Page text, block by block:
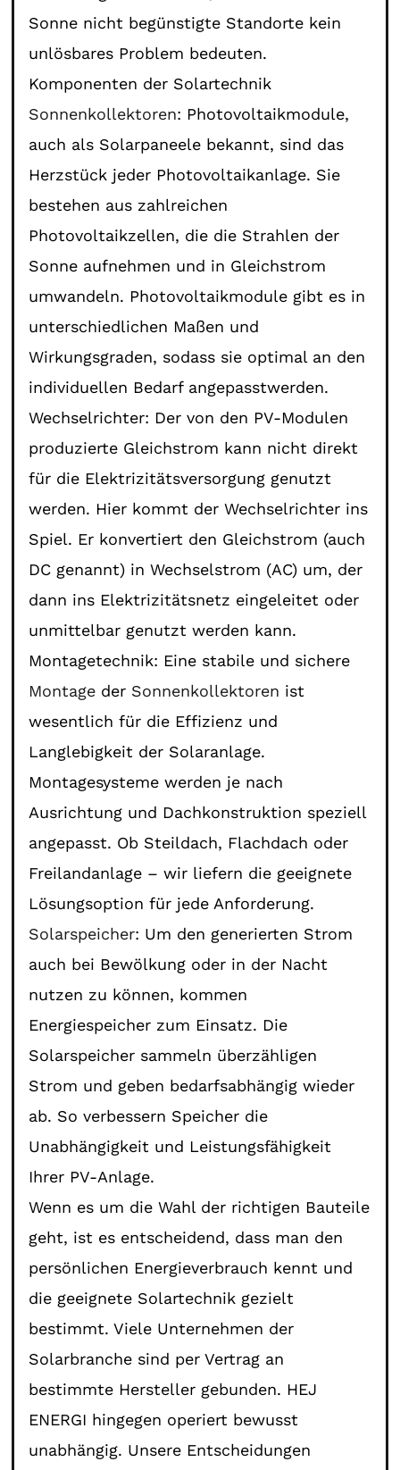
Sonne nicht begünstigte Standorte kein
unlösbares Problem bedeuten.
Komponenten der Solartechnik
Sonnenkollektoren: Photovoltaikmodule,
auch als Solarpaneele bekannt, sind das
Herzstück jeder Photovoltaikanlage. Sie
bestehen aus zahlreichen
Photovoltaikzellen, die die Strahlen der
Sonne aufnehmen und in Gleichstrom
umwandeln. Photovoltaikmodule gibt es in
unterschiedlichen Maßen und
Wirkungsgraden, sodass sie optimal an den
individuellen Bedarf angepasstwerden.
Wechselrichter: Der von den PV-Modulen
produzierte Gleichstrom kann nicht direkt
für die Elektrizitätsversorgung genutzt
werden. Hier kommt der Wechselrichter ins
Spiel. Er konvertiert den Gleichstrom (auch
DC genannt) in Wechselstrom (AC) um, der
dann ins Elektrizitätsnetz eingeleitet oder
unmittelbar genutzt werden kann.
Montagetechnik: Eine stabile und sichere
Montage der Sonnenkollektoren ist
wesentlich für die Effizienz und
Langlebigkeit der Solaranlage.
Montagesysteme werden je nach
Ausrichtung und Dachkonstruktion speziell
angepasst. Ob Steildach, Flachdach oder
Freilandanlage – wir liefern die geeignete
Lösungsoption für jede Anforderung.
Solarspeicher: Um den generierten Strom
auch bei Bewölkung oder in der Nacht
nutzen zu können, kommen
Energiespeicher zum Einsatz. Die
Solarspeicher sammeln überzähligen
Strom und geben bedarfsabhängig wieder
ab. So verbessern Speicher die
Unabhängigkeit und Leistungsfähigkeit
Ihrer PV-Anlage.
Wenn es um die Wahl der richtigen Bauteile
geht, ist es entscheidend, dass man den
persönlichen Energieverbrauch kennt und
die geeignete Solartechnik gezielt
bestimmt. Viele Unternehmen der
Solarbranche sind per Vertrag an
bestimmte Hersteller gebunden. HEJ
ENERGI hingegen operiert bewusst
unabhängig. Unsere Entscheidungen